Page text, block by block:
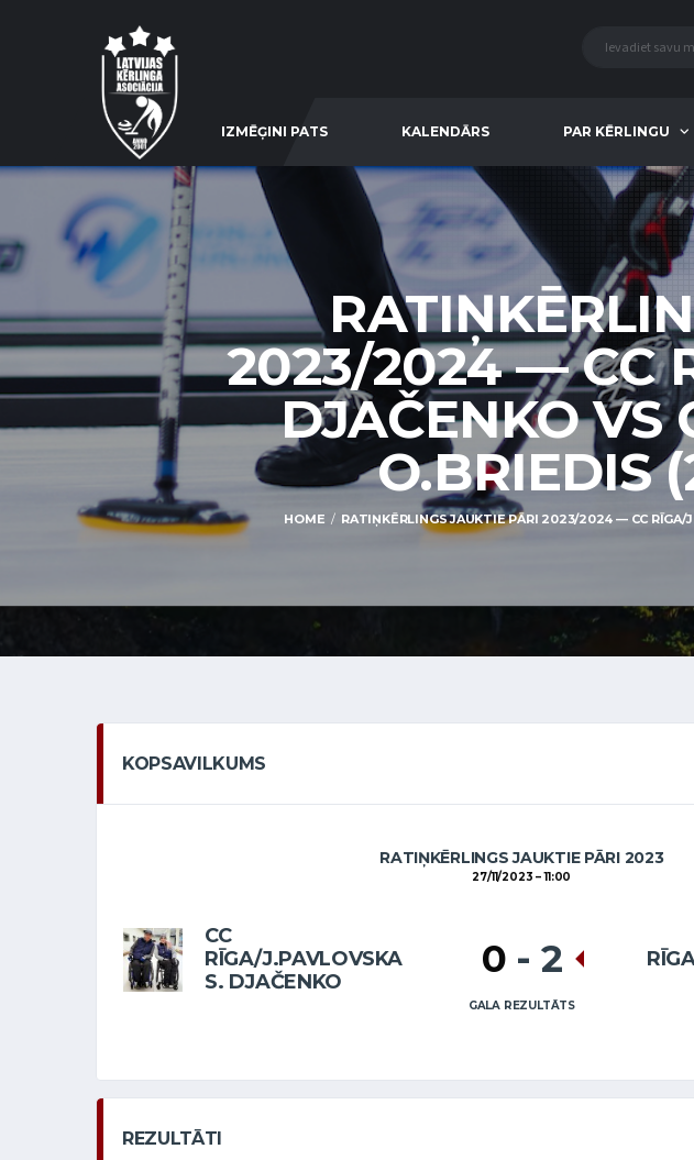
IZMĒĢINI PATS KALENDĀRS PAR KĒRLINGU
2023/2024 — CC
DJAČENKO VS
O.BRIEDIS
HOME RATIŅKĒRLINGS JAUKTIE PĀRI 2023/2024 — CC RĪGA/
KOPSAVILKUMS
RATIŅKĒRLINGS JAUKTIE PĀRI 2023
27/11/2023 11:00
CC
RĪGA/J.PAVLOVSKA
S. DJAČENKO
0 - 2
GALA REZULTĀTS
REZULTĀTI